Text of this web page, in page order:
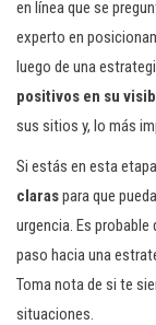
en línea que se
experto en
luego de una
positivos en su
sus sitios y, lo más
Si estás en esta
claraspara que
urgencia. Es
paso hacia una
Toma nota de si te
situaciones.